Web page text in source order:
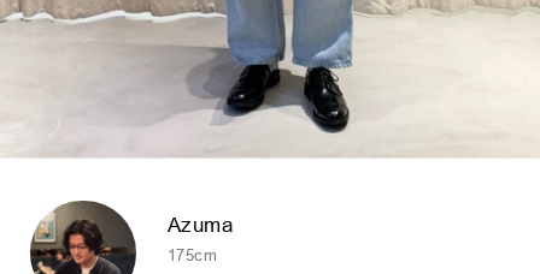
Azuma
175cm